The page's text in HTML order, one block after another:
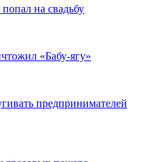
на свадьбу
«Бабу-ягу»
предпринимателей